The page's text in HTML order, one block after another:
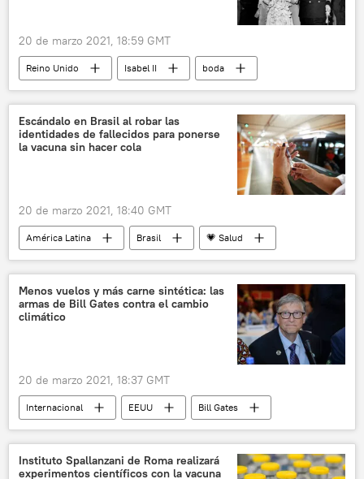
20 de marzo 2021, 18:59 GMT
Reino Unido Isabel II
boda
👤 Gente
Familia real británica
Escándalo en Brasil al robar las
identidades de fallecidos para ponerse
la vacuna sin hacer cola
20 de marzo 2021, 18:40 GMT
América Latina Brasil
💗 Salud
vacunación
Menos vuelos y más carne sintética: las
armas de Bill Gates contra el cambio
climático
20 de marzo 2021, 18:37 GMT
Internacional EEUU
Bill Gates
cambio climático
ecología
calentamiento global
Instituto Spallanzani de Roma realizará
experimentos científicos con la vacuna